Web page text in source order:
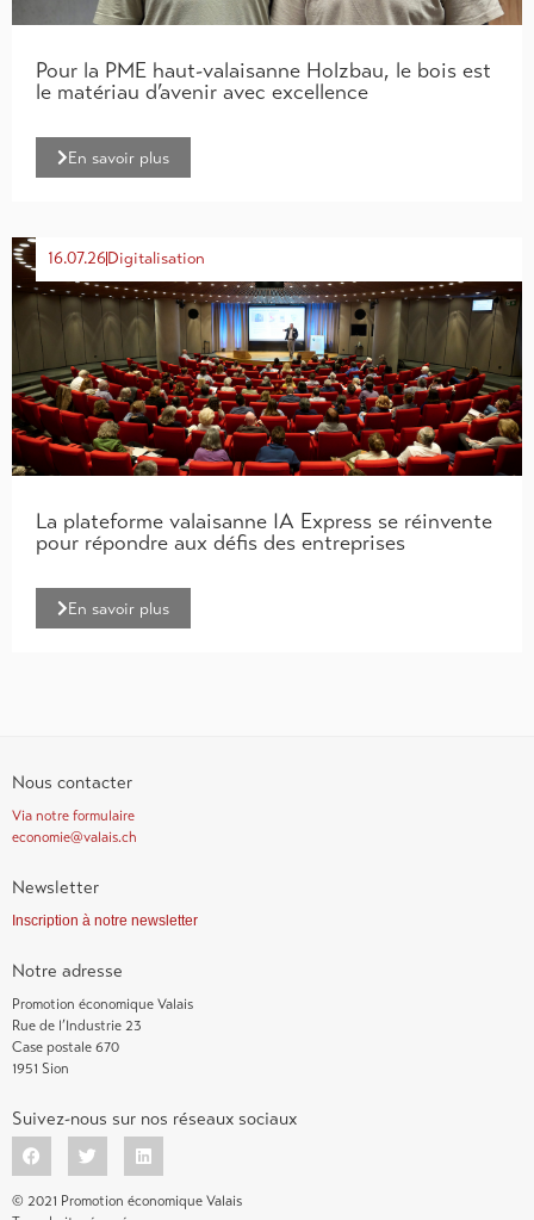
Pour la PME haut-valaisanne Holzbau, le bois est
le matériau d’avenir avec excellence
En savoir plus
16.07.26Digitalisation
La plateforme valaisanne IA Express se réinvente
pour répondre aux défis des entreprises
En savoir plus
Nous contacter
Via notre formulaire
economie@valais.ch
Newsletter
Inscription à notre newsletter
Notre adresse
Promotion économique Valais
Rue de l’Industrie 23
Case postale 670
1951 Sion
Suivez-nous sur nos réseaux sociaux
© 2021 Promotion économique Valais